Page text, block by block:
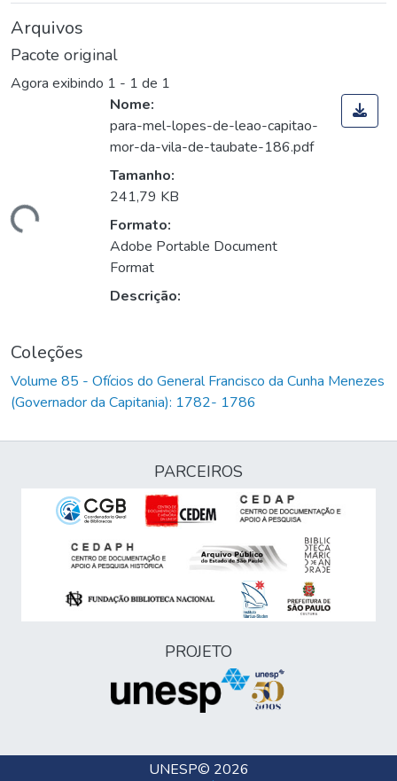
Arquivos
Pacote original
Agora exibindo 1 - 1 de 1
Nome:
para-mel-lopes-de-leao-capitao-
mor-da-vila-de-taubate-186.pdf
Tamanho:
241,79 KB
Formato:
Adobe Portable Document
Format
Descrição:
Coleções
Volume 85 - Ofícios do General Francisco da Cunha Menezes
(Governador da Capitania): 1782- 1786
PARCEIROS
PROJETO
UNESP© 2026